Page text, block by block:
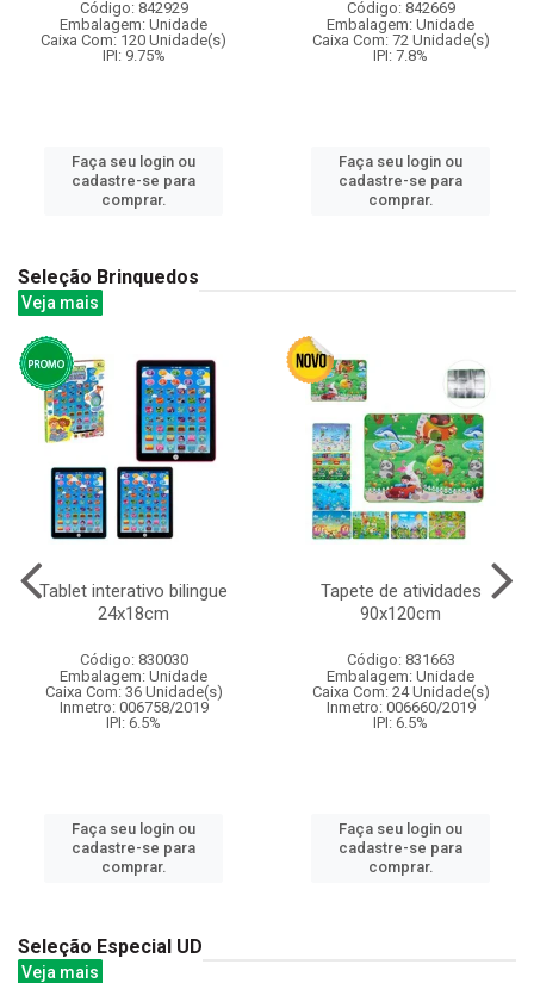
Código: 842929
Embalagem: Unidade
Caixa Com: 120 Unidade(s)
IPI: 9.75%
Faça seu login ou
cadastre-se para
comprar.
Código: 842669
Embalagem: Unidade
Caixa Com: 72 Unidade(s)
IPI: 7.8%
Faça seu login ou
cadastre-se para
comprar.
Seleção Brinquedos
Veja mais
Tablet interativo bilingue
24x18cm
Código: 830030
Embalagem: Unidade
Caixa Com: 36 Unidade(s)
Inmetro: 006758/2019
IPI: 6.5%
Faça seu login ou
cadastre-se para
comprar.
Tapete de atividades
90x120cm
Código: 831663
Embalagem: Unidade
Caixa Com: 24 Unidade(s)
Inmetro: 006660/2019
IPI: 6.5%
Faça seu login ou
cadastre-se para
comprar.
Seleção Especial UD
Veja mais